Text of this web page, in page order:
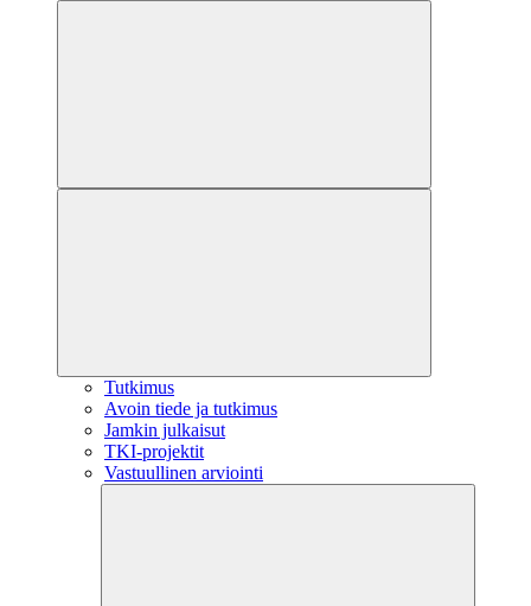
Tutkimus
Avoin tiede ja tutkimus
Jamkin julkaisut
TKI-projektit
Vastuullinen arviointi